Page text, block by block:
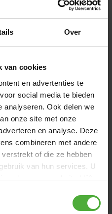
Over
van cookies
en advertenties te
social media te bieden
analyseren. Ook delen we
onze site met onze
en analyse. Deze
combineren met andere
of die ze hebben
van hun services. U
als u onze website blijft
Handgriff d22x92mm (2x)
15.00.63.00
D22X92MM (2X)
unsere Kunden: